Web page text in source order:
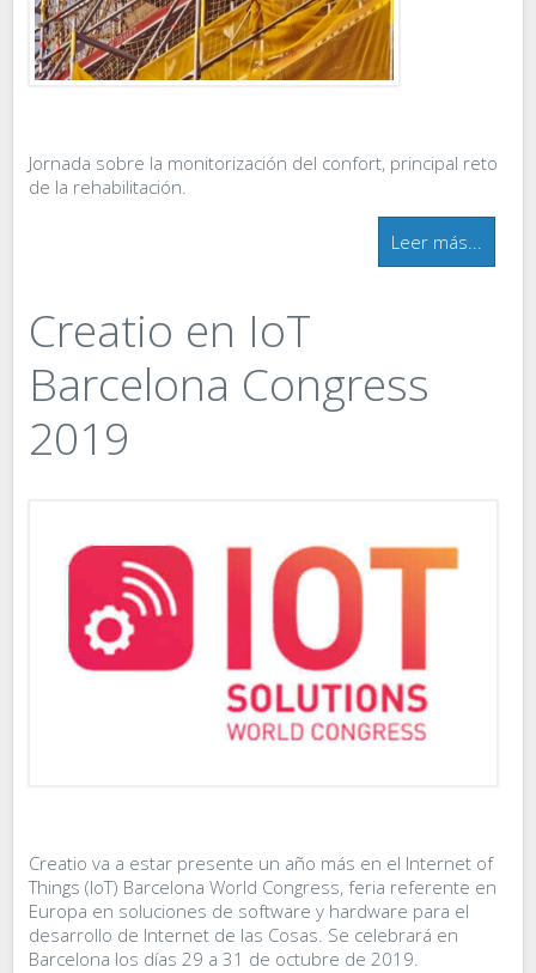
Jornada sobre la monitorización del confort, principal reto
de la rehabilitación.
Leer más...
Creatio en IoT
Barcelona Congress
2019
Creatio va a estar presente un año más en el Internet of
Things (IoT) Barcelona World Congress, feria referente en
Europa en soluciones de software y hardware para el
desarrollo de Internet de las Cosas. Se celebrará en
Barcelona los días 29 a 31 de octubre de 2019.